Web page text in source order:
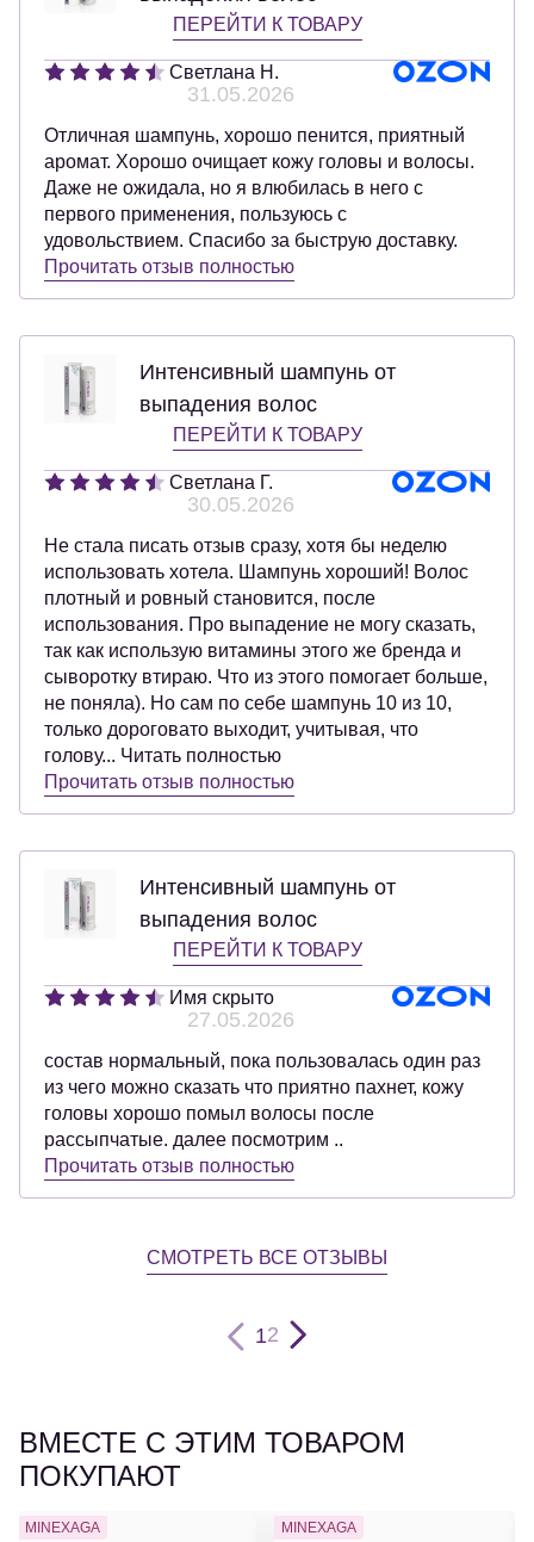
ПЕРЕЙТИ К ТОВАРУ
Светлана Н.
31.05.2026
Отличная шампунь, хорошо пенится, приятный
аромат. Хорошо очищает кожу головы и волосы.
Даже не ожидала, но я влюбилась в него с
первого применения, пользуюсь с
удовольствием. Спасибо за быструю доставку.
Прочитать отзыв полностью
Интенсивный шампунь от
выпадения волос
ПЕРЕЙТИ К ТОВАРУ
Светлана Г.
30.05.2026
Не стала писать отзыв сразу, хотя бы неделю
использовать хотела. Шампунь хороший! Волос
плотный и ровный становится, после
использования. Про выпадение не могу сказать,
так как использую витамины этого же бренда и
сыворотку втираю. Что из этого помогает больше,
не поняла). Но сам по себе шампунь 10 из 10,
только дороговато выходит, учитывая, что
голову... Читать полностью
Прочитать отзыв полностью
Интенсивный шампунь от
выпадения волос
ПЕРЕЙТИ К ТОВАРУ
Имя скрыто
27.05.2026
состав нормальный, пока пользовалась один раз
из чего можно сказать что приятно пахнет, кожу
головы хорошо помыл волосы после
рассыпчатые. далее посмотрим ..
Прочитать отзыв полностью
СМОТРЕТЬ ВСЕ ОТЗЫВЫ
12
ВМЕСТЕ С ЭТИМ ТОВАРОМ
ПОКУПАЮТ
MINEXAGA MINEXAGA